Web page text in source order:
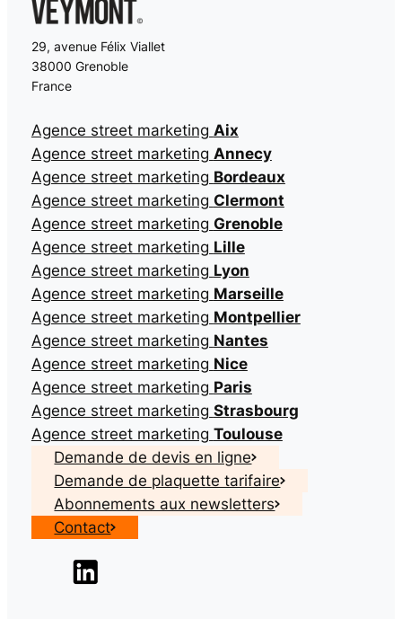
29, avenue Félix Viallet
38000 Grenoble
France
Agence street marketing Aix
Agence street marketing Annecy
Agence street marketing Bordeaux
Agence street marketing Clermont
Agence street marketing Grenoble
Agence street marketing Lille
Agence street marketing Lyon
Agence street marketing Marseille
Agence street marketing Montpellier
Agence street marketing Nantes
Agence street marketing Nice
Agence street marketing Paris
Agence street marketing Strasbourg
Agence street marketing Toulouse
Demande de devis en ligne
Demande de plaquette tarifaire
Abonnements aux newsletters
Contact